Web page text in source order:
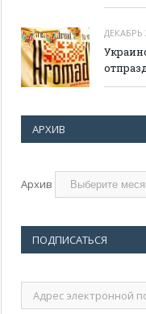
ДЕКАБРЬ
АРХИВ
Архив
ПОДПИСАТЬСЯ
Адрес
электронной